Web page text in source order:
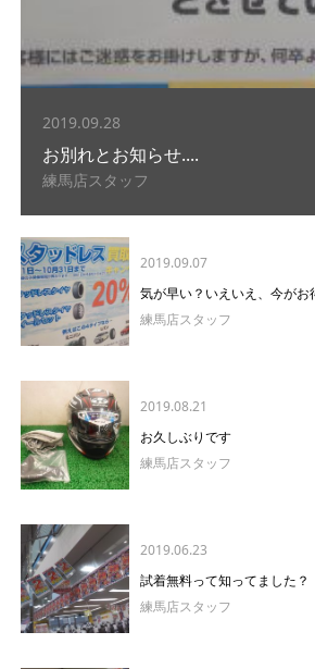
2019.09.28
お別れとお知らせ....
練馬店スタッフ
2019.09.07
気が早い？いえいえ、今がお
練馬店スタッフ
2019.08.21
お久しぶりです
練馬店スタッフ
2019.06.23
試着無料って知ってました？
練馬店スタッフ